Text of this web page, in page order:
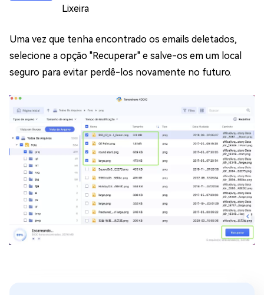
Lixeira
Uma vez que tenha encontrado os emails deletados,
selecione a opção "Recuperar" e salve-os em um local
seguro para evitar perdê-los novamente no futuro.